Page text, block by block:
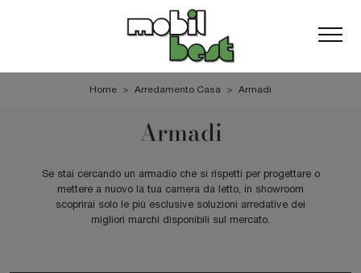
Home > Arredamento Casa > Armadi
Armadi
Se stai cercando un armadio che si rispetti per progettare o
mettere a nuovo la tua camera da letto, in showroom
scoprirai solo le più esclusive soluzioni arredative dei
migliori marchi disponibili sul mercato.